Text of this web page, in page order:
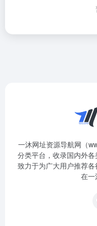
一沐网址资源导航网（
分类平台，收录国内外
致力于为广大用户推荐
在一